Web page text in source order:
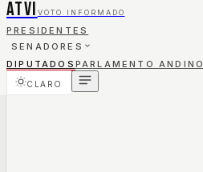
ATVI VOTO INFORMADO
PRESIDENTES
SENADORES
DIPUTADOS PARLAMENTO ANDINO
CLARO